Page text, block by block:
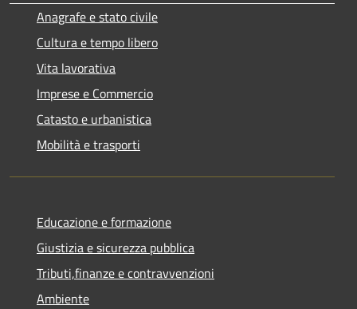
Anagrafe e stato civile
Cultura e tempo libero
Vita lavorativa
Imprese e Commercio
Catasto e urbanistica
Mobilità e trasporti
Educazione e formazione
Giustizia e sicurezza pubblica
Tributi,finanze e contravvenzioni
Ambiente